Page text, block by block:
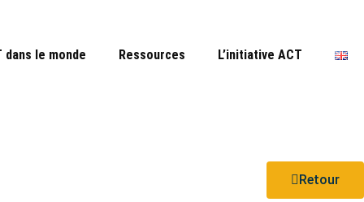
dans le monde Ressources L’initiative ACT
Retour